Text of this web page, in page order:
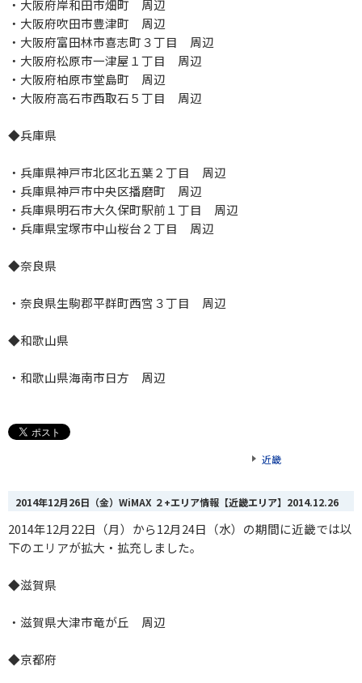
・大阪府岸和田市畑町 周辺
・大阪府吹田市豊津町 周辺
・大阪府富田林市喜志町３丁目 周辺
・大阪府松原市一津屋１丁目 周辺
・大阪府柏原市堂島町 周辺
・大阪府高石市西取石５丁目 周辺
◆兵庫県
・兵庫県神戸市北区北五葉２丁目 周辺
・兵庫県神戸市中央区播磨町 周辺
・兵庫県明石市大久保町駅前１丁目 周辺
・兵庫県宝塚市中山桜台２丁目 周辺
◆奈良県
・奈良県生駒郡平群町西宮３丁目 周辺
◆和歌山県
・和歌山県海南市日方 周辺
近畿
2014年12月26日（金）WiMAX ２+エリア情報【近畿エリア】 2014.12.26
2014年12月22日（月）から12月24日（水）の期間に近畿では以
下のエリアが拡大・拡充しました。
◆滋賀県
・滋賀県大津市竜が丘 周辺
◆京都府